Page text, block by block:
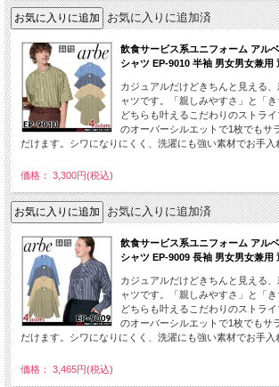
お気に入りに追加済
飲食サービス系ユニフォーム アル
シャツ EP-9010 半袖 男女男女兼用
カジュアルだけどきちんと見える
ャツです。「親しみやすさ」と「き
どちらも叶えるこだわりのストラ
のオーバーシルエットで1枚でもサ
だけます。シワになりにくく、洗濯にも強い素材でお手入
価格： 3,300円(税込)
お気に入りに追加済
飲食サービス系ユニフォーム アル
シャツ EP-9009 長袖 男女男女兼用
カジュアルだけどきちんと見える
ャツです。「親しみやすさ」と「き
どちらも叶えるこだわりのストラ
のオーバーシルエットで1枚でもサ
だけます。シワになりにくく、洗濯にも強い素材でお手入
価格： 3,465円(税込)